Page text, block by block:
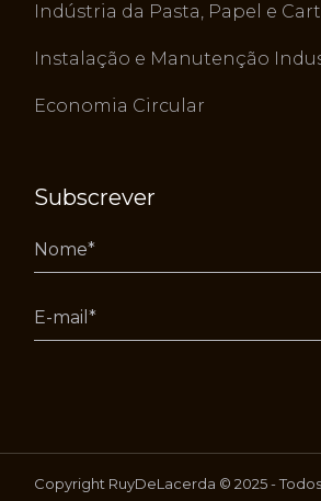
Indústria da Pasta, Papel e
Instalação e Manutenção
Economia Circular
Subscrever
Copyright RuyDeLacerda © 2025 -